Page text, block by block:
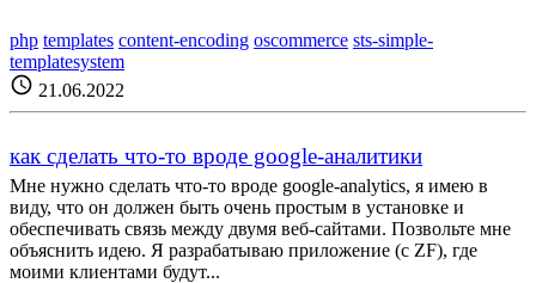
php templates content-encoding oscommerce sts-simple-
templatesystem
schedule 21.06.2022
как сделать что-то вроде google-аналитики
Мне нужно сделать что-то вроде google-analytics, я имею в
виду, что он должен быть очень простым в установке и
обеспечивать связь между двумя веб-сайтами. Позвольте мне
объяснить идею. Я разрабатываю приложение (с ZF), где
моими клиентами будут...